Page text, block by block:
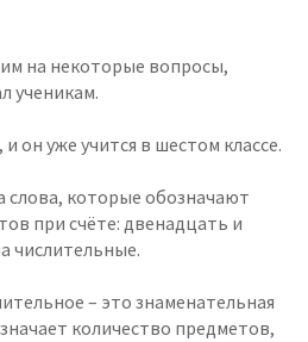
на некоторые вопросы,
ученикам.
он уже учится в шестом классе.
которые обозначают
при счёте: двенадцать и
числительные.
– это знаменательная
количество предметов,